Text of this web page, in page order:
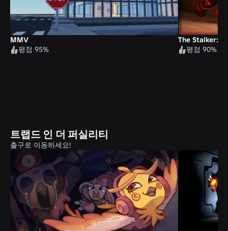
MMV
평점 95%
The Stalker:
평점 90%
트랩드 인 더 퍼실리티
출구로 이동하세요!